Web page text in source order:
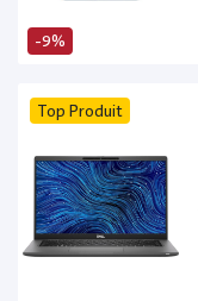
-9%
Top Produit